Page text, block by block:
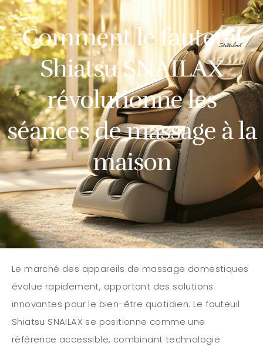
Comment le fauteuil
Shiatsu SNAILAX
révolutionne les
séances de massage à la
maison
Le marché des appareils de massage domestiques
évolue rapidement, apportant des solutions
innovantes pour le bien-être quotidien. Le fauteuil
Shiatsu SNAILAX se positionne comme une
référence accessible, combinant technologie